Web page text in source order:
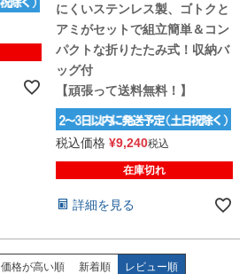
にくいステンレス製、ゴトクと
アミがセットで組立簡単＆コン
パクトな折りたたみ式！収納バ
ッグ付
【頑張って送料無料！】
税込価格 ¥9,240税込
在庫切れ
詳細を見る
価格が高い順 新着順 レビュー順